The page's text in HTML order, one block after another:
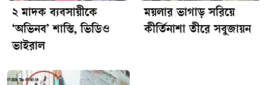
২ মাদক ব্যবসায়ীকে
‘অভিনব’ শাস্তি, ভিডিও
ভাইরাল
ময়লার ভাগাড় সরিয়ে
কীর্তিনাশা তীরে সবুজায়ন